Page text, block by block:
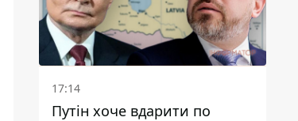
17:14
Путін хоче вдарити по